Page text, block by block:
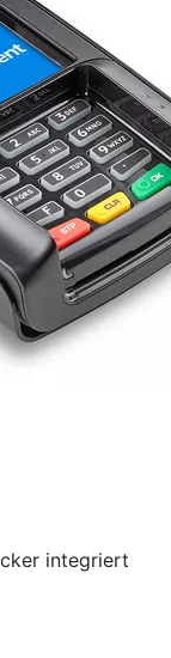
integriert